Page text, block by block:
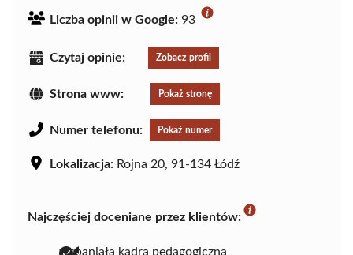
Liczba opinii w Google: 93
Czytaj opinie: Zobacz profil
Strona www: Pokaż stronę
Numer telefonu: Pokaż numer
Lokalizacja: Rojna 20, 91-134 Łódź
Najczęściej doceniane przez klientów:
wspaniała kadra pedagogiczna